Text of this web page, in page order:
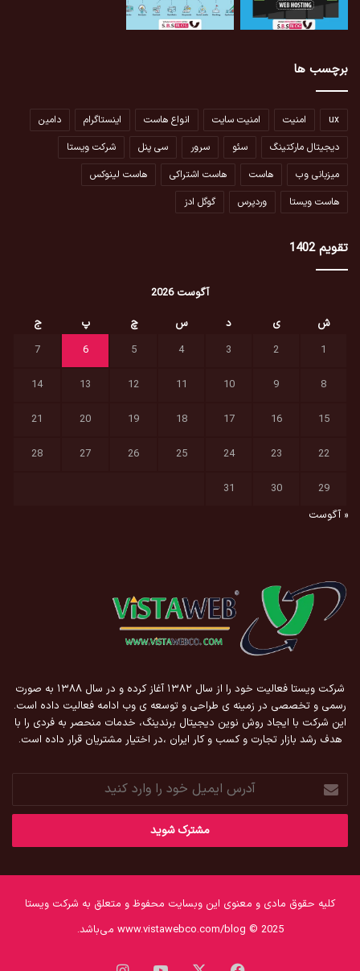
برچسب ها
ux امنیت امنیت سایت انواع هاست اینستاگرام
دامین
دیجیتال مارکتینگ
سئو سرور سی پنل
شرکت ویستا
میزبانی وب
هاست هاست اشتراکی
هاست لینوکس
هاست ویستا
وردپرس گوگل ادز
تقویم 1402
آگوست 2026
ش
ی د س چ پ
ج
1
2
3
4
5
6
7
8
9
10
11
12
13
14
15
16
17
18
19
20
21
22
23
24
25
26
27
28
29
30
31
« آگوست
شرکت ویستا فعالیت خود را از سال ۱۳۸۲ آغاز کرده و در سال ۱۳۸۸ به صورت
رسمی و تخصصی در زمینه ی طراحی و توسعه ی وب ادامه فعالیت داده است.
این شرکت با ایجاد روش نوین دیجیتال برندینگ، خدمات منحصر به فردی را با
هدف رشد بازار تجارت و کسب و کار ایران ،در اختیار مشتریان قرار داده است.
آدرس
ایمیل
خود
وارد
کلیه حقوق مادی و معنوی این وبسایت محفوظ و متعلق به شرکت ویستا
www.vistawebco.com/blog © 2025 می‌باشد.